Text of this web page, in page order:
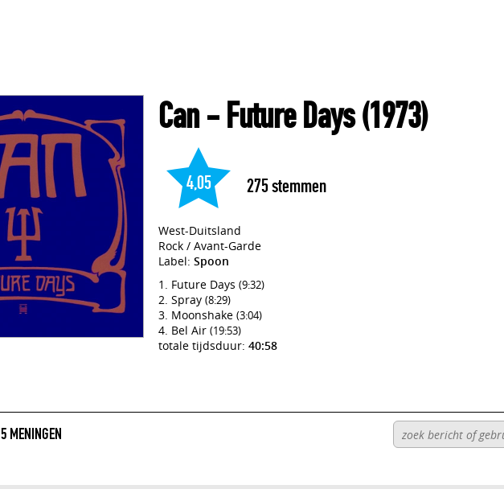
Can- Future Days(1973)
4,05 275stemmen
West-Duitsland
Rock / Avant-Garde
Label: Spoon
Future Days (9:32)
Spray (8:29)
Moonshake (3:04)
Bel Air (19:53)
totale tijdsduur: 40:58
5 MENINGEN